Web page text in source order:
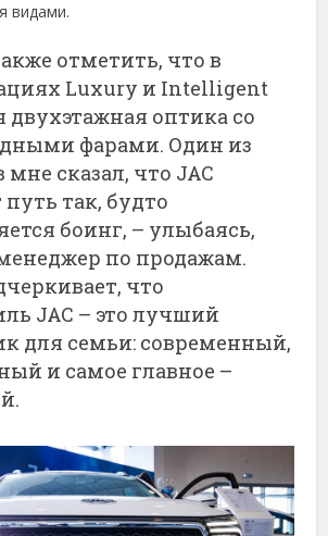
видами.
отметить, что в
Luxury и Intelligent
двухэтажная оптика со
фарами. Один из
сказал, что JAC
так, будто
боинг, – улыбаясь,
по продажам.
что
JAC – это лучший
для семьи: современный,
и самое главное –